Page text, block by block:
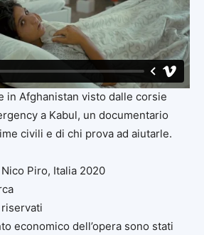
in Afghanistan visto dalle corsie
a Kabul, un documentario
civili e di chi prova ad aiutarle.
Piro, Italia 2020
economico dell’opera sono stati